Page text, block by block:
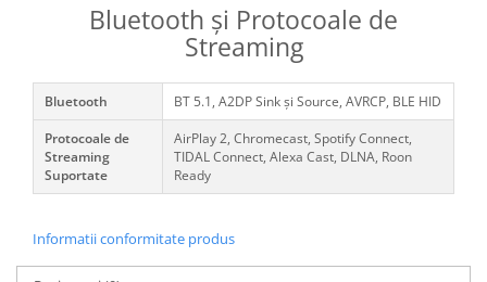
Bluetooth și Protocoale de
Streaming
Bluetooth BT 5.1, A2DP Sink și Source, AVRCP, BLE HID
Protocoale de
Streaming
Suportate
AirPlay 2, Chromecast, Spotify Connect,
TIDAL Connect, Alexa Cast, DLNA, Roon
Ready
Informatii conformitate produs